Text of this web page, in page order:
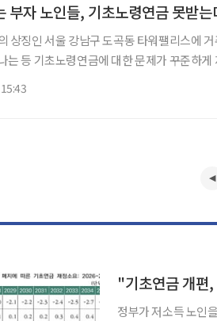
부자 노인들, 기초노령연금 못받
상징인 서울 강남구 도곡동 타워팰리스에
노령연금에 대한 문제가 꾸준하게 제기돼 왔다. 이에 따라 정부가 이같은 기초(노
"기초연금 개편
정부가 저소득 노인